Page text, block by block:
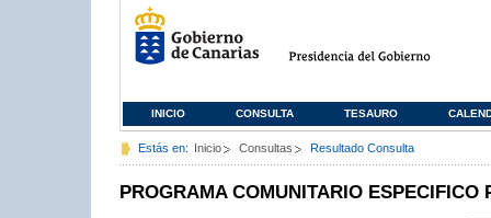
INICIO CONSULTA TESAURO
Estás en: Inicio Consultas Resultado Consulta
PROGRAMA COMUNITARIO ESPECIFICO